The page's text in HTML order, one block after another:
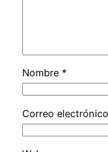
Nombre *
Correo electrónico